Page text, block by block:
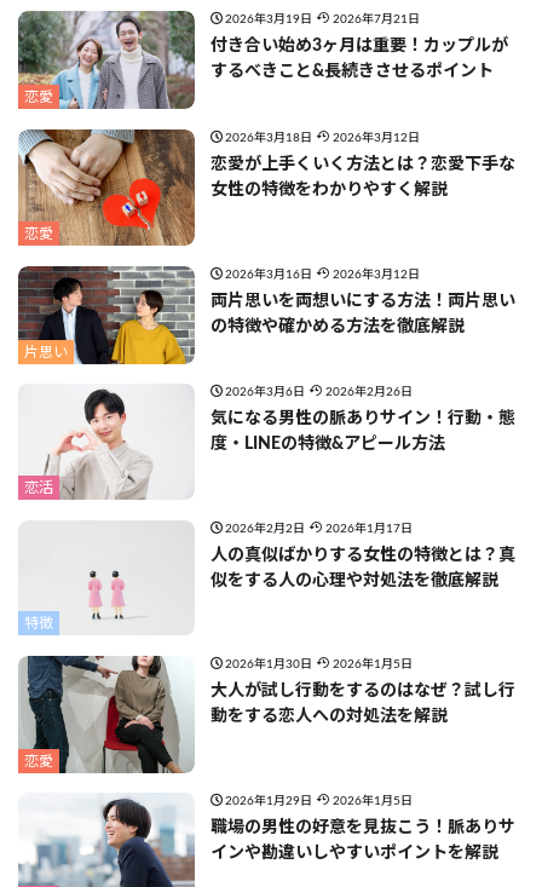
恋愛
2026年3月19日 2026年7月21日
付き合い始め3ヶ月は重要！カップルが
するべきこと&長続きさせるポイント
恋愛
2026年3月18日 2026年3月12日
恋愛が上手くいく方法とは？恋愛下手な
女性の特徴をわかりやすく解説
片思い
2026年3月16日 2026年3月12日
両片思いを両想いにする方法！両片思い
の特徴や確かめる方法を徹底解説
恋活
2026年3月6日 2026年2月26日
気になる男性の脈ありサイン！行動・態
度・LINEの特徴&アピール方法
特徴
2026年2月2日 2026年1月17日
人の真似ばかりする女性の特徴とは？真
似をする人の心理や対処法を徹底解説
恋愛
2026年1月30日 2026年1月5日
大人が試し行動をするのはなぜ？試し行
動をする恋人への対処法を解説
2026年1月29日 2026年1月5日
職場の男性の好意を見抜こう！脈ありサ
インや勘違いしやすいポイントを解説